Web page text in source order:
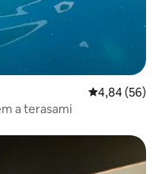
Průměrné
4,84 (56)
a terasami